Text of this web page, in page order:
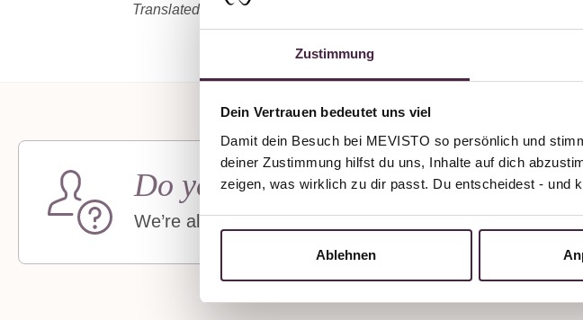
Zustimmung
Dein Vertrauen bedeutet uns viel
Damit dein Besuch bei MEVISTO so persönlich und
deiner Zustimmung hilfst du uns, Inhalte auf dich
zeigen, was wirklich zu dir passt. Du entscheidest - und
Ablehnen
Translated withDeepL.com
Do you need support or advice?
We’re always available by phone, even at weekends!